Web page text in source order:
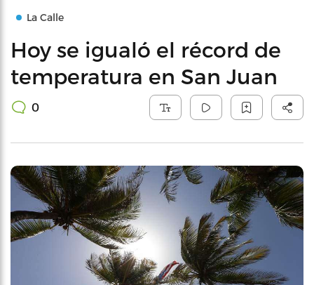
La Calle
Hoy se igualó el récord de
temperatura en San Juan
0